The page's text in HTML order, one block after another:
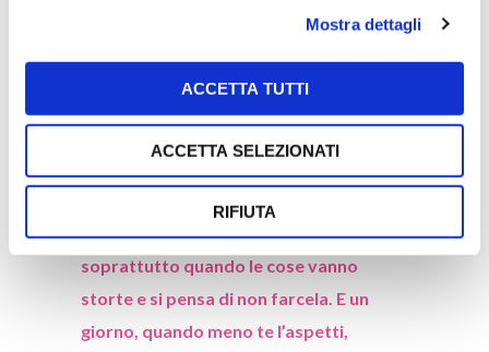
Mostra dettagli
ACCETTA TUTTI
ACCETTA SELEZIONATI
RIFIUTA
determinazione, tenacia, costanza ed
entusiasmo sono gli ingredienti che si sono
rivelati preziosi per Ilaria e che, se ci
pensiamo bene, lo sono per tutti i nostri
risultati raggiunti e per quelli che vogliamo
raggiungere!
“Bisogna sempre credere in sé stessi,
soprattutto quando le cose vanno
storte e si pensa di non farcela. E un
giorno, quando meno te l’aspetti,